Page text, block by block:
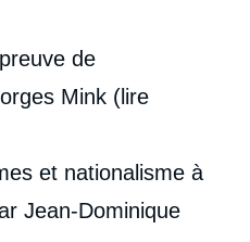
de
Mink (lire
et nationalisme à
Jean-Dominique
«Grand Jeu» »,